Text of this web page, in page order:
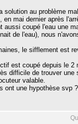
solution au problème
en mai dernier après
aussi coupé l'eau une
de l'eau), nous
le sifflement est
est coupé depuis le 2
difficile de trouver une
valable.
ont une hypothèse svp